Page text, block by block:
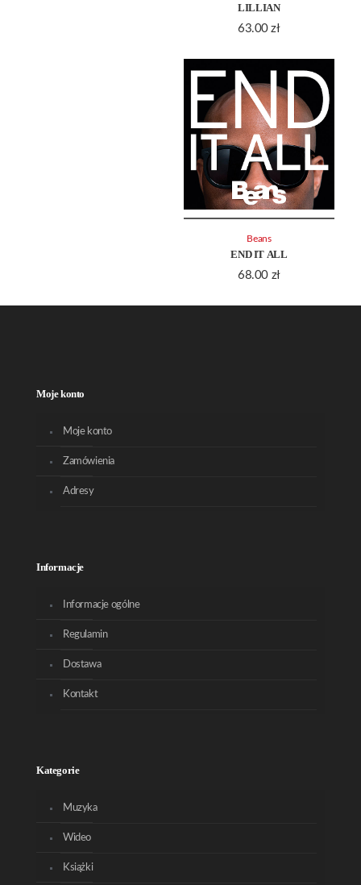
LILLIAN
63.00zł
END IT ALL
68.00 zł
Beans
Moje konto
Moje konto
Zamówienia
Adresy
Informacje
Informacje ogólne
Regulamin
Dostawa
Kontakt
Kategorie
Muzyka
Wideo
Książki